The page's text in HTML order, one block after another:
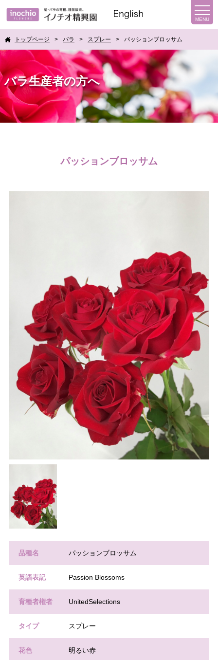
トップページ バラ スプレー パッションブロッサム
バラ生産者の方へ
パッションブロッサム
品種名 パッションブロッサム
英語表記 Passion Blossoms
育種者権者 UnitedSelections
タイプ スプレー
花色 明るい赤